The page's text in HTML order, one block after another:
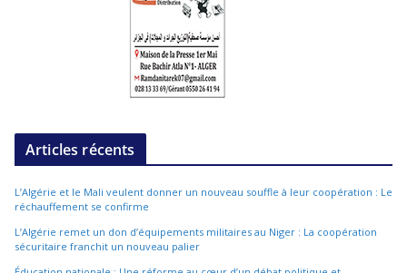
Articles récents
L’Algérie et le Mali veulent donner un nouveau souffle à leur coopération : Le
réchauffement se confirme
L’Algérie remet un don d’équipements militaires au Niger : La coopération
sécuritaire franchit un nouveau palier